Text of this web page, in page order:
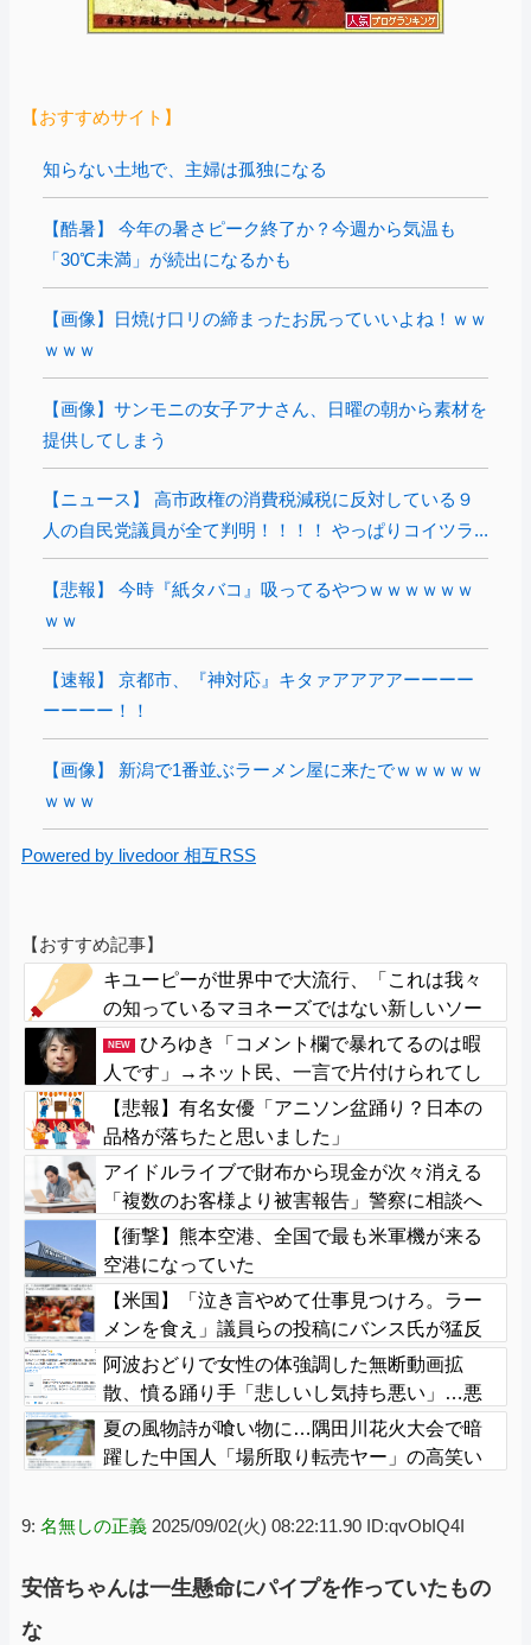
【おすすめサイト】
知らない土地で、主婦は孤独になる
【酷暑】 今年の暑さピーク終了か？今週から気温も
「30℃未満」が続出になるかも
【画像】日焼け口リの締まったお尻っていいよね！ｗｗ
ｗｗｗ
【画像】サンモニの女子アナさん、日曜の朝から素材を
提供してしまう
【ニュース】 高市政権の消費税減税に反対している９
人の自民党議員が全て判明！！！！ やっぱりコイツラ...
【悲報】 今時『紙タバコ』吸ってるやつｗｗｗｗｗｗ
ｗｗ
【速報】 京都市、『神対応』キタァアアアアーーーー
ーーーー！！
【画像】 新潟で1番並ぶラーメン屋に来たでｗｗｗｗｗ
ｗｗｗ
Powered by livedoor 相互RSS
【おすすめ記事】
キユーピーが世界中で大流行、「これは我々
の知っているマヨネーズではない新しいソー
スだ」
NEW
ひろゆき「コメント欄で暴れてるのは暇
人です」→ネット民、一言で片付けられてし
まうｗｗｗｗｗ
【悲報】有名女優「アニソン盆踊り？日本の
品格が落ちたと思いました」
アイドルライブで財布から現金が次々消える
「複数のお客様より被害報告」警察に相談へ
【衝撃】熊本空港、全国で最も米軍機が来る
空港になっていた
【米国】「泣き言やめて仕事見つけろ。ラー
メンを食え」議員らの投稿にバンス氏が猛反
発…ブリトーの価格めぐる議論、共和党の内
戦に発展
阿波おどりで女性の体強調した無断動画拡
散、憤る踊り手「悲しいし気持ち悪い」…悪
質なケースは警察への相談検討
夏の風物詩が喰い物に…隅田川花火大会で暗
躍した中国人「場所取り転売ヤー」の高笑い
9: 名無しの正義 2025/09/02(火) 08:22:11.90 ID:qvObIQ4I
安倍ちゃんは一生懸命にパイプを作っていたもの
な